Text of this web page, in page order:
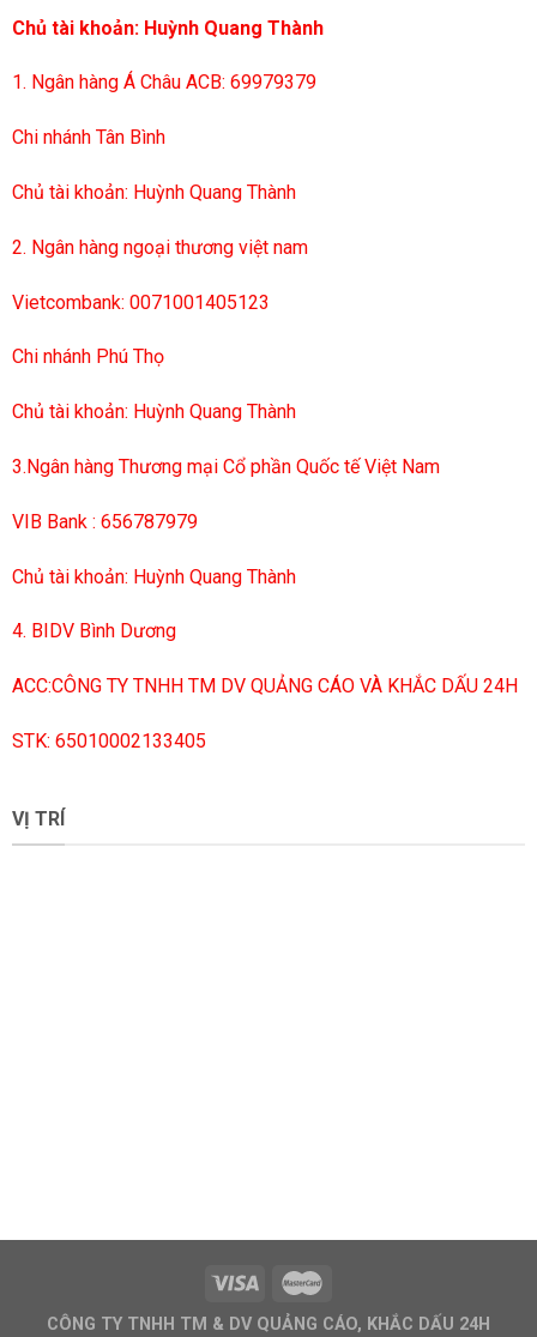
Chủ tài khoản: Huỳnh Quang Thành
1. Ngân hàng Á Châu ACB: 69979379
Chi nhánh Tân Bình
Chủ tài khoản: Huỳnh Quang Thành
2. Ngân hàng ngoại thương việt nam
Vietcombank: 0071001405123
Chi nhánh Phú Thọ
Chủ tài khoản: Huỳnh Quang Thành
3.Ngân hàng Thương mại Cổ phần Quốc tế Việt Nam
VIB Bank : 656787979
Chủ tài khoản: Huỳnh Quang Thành
4. BIDV Bình Dương
ACC:CÔNG TY TNHH TM DV QUẢNG CÁO VÀ KHẮC DẤU 24H
STK: 65010002133405
VỊ TRÍ
CÔNG TY TNHH TM & DV QUẢNG CÁO, KHẮC DẤU 24H